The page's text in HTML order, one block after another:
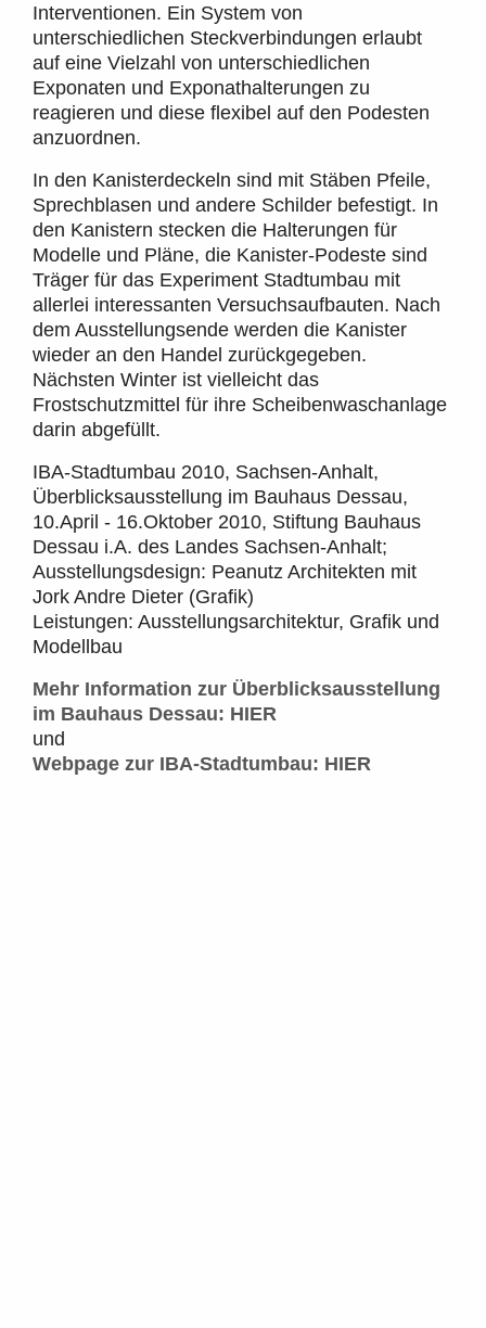
Interventionen. Ein System von
unterschiedlichen Steckverbindungen erlaubt
auf eine Vielzahl von unterschiedlichen
Exponaten und Exponathalterungen zu
reagieren und diese flexibel auf den Podesten
anzuordnen.
In den Kanisterdeckeln sind mit Stäben Pfeile,
Sprechblasen und andere Schilder befestigt. In
den Kanistern stecken die Halterungen für
Modelle und Pläne, die Kanister-Podeste sind
Träger für das Experiment Stadtumbau mit
allerlei interessanten Versuchsaufbauten. Nach
dem Ausstellungsende werden die Kanister
wieder an den Handel zurückgegeben.
Nächsten Winter ist vielleicht das
Frostschutzmittel für ihre Scheibenwaschanlage
darin abgefüllt.
IBA-Stadtumbau 2010, Sachsen-Anhalt,
Überblicksausstellung im Bauhaus Dessau,
10.April - 16.Oktober 2010, Stiftung Bauhaus
Dessau i.A. des Landes Sachsen-Anhalt;
Ausstellungsdesign: Peanutz Architekten mit
Jork Andre Dieter (Grafik)
Leistungen: Ausstellungsarchitektur, Grafik und
Modellbau
Mehr Information zur Überblicksausstellung
im Bauhaus Dessau: HIER
und
Webpage zur IBA-Stadtumbau: HIER